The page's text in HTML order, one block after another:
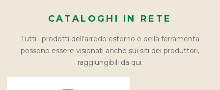
CATALOGHI IN RETE
Tutti i prodotti dell’arredo esterno e della ferramenta
possono essere visionati anche sui siti dei produttori,
raggiungibili da qui: